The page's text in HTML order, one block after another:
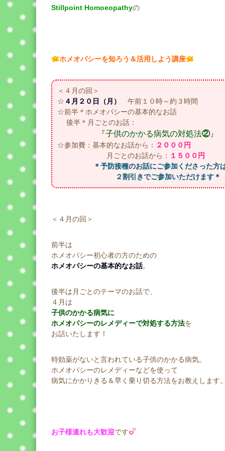
Stillpoint Homoeopathyの
ホメオパシーを知ろう＆活用しよう講座
＜４月の回＞
☆ ４月２０日（月）
午前１０時～約３時間
☆前半＊ホメオパシーの基本的なお話
後半＊月ごとのお話：
『子供のかかる病気の対処法②』
☆参加費：基本的なお話から： ２０００円
月ごとのお話から： １５００円
＊予防接種のお話にご参加くださった方
２割引きでご参加いただけます＊
＜４月の回＞
前半は
ホメオパシー初心者の方のための
ホメオパシーの基本的なお話。
後半は月ごとのテーマのお話で、
４月は
子供のかかる病気に
ホメオパシーのレメディーで対処する方法を
お話いたします！
特効薬がないと言われている子供のかかる病気。
ホメオパシーのレメディーなどを使って
病気にかかりきる＆早く乗り切る方法をお教えします
お子様連れも大歓迎です